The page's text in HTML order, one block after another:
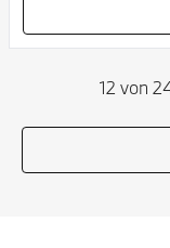
12 von